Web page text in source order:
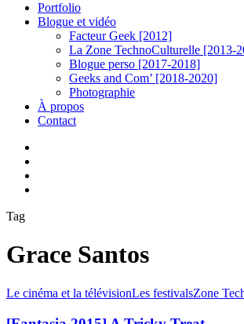
Portfolio
Blogue et vidéo
Facteur Geek [2012]
La Zone TechnoCulturelle [2013-
Blogue perso [2017-2018]
Geeks and Com’ [2018-2020]
Photographie
À propos
Contact
Tag
Grace Santos
[Fantasia
A
Le cinéma et la télévisionLes festivalsZone